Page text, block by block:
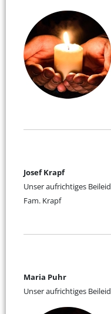
Josef Krapf
Unser aufrichtiges Beileid
Fam. Krapf
Maria Puhr
Unser aufrichtiges Beileid